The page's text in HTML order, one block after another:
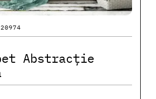
Abstracție